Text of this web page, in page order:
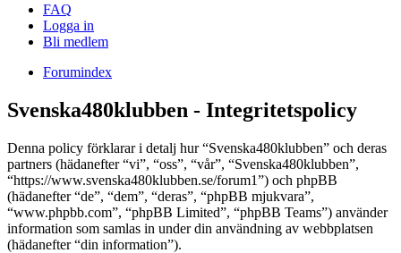
FAQ
Logga in
Bli medlem
Forumindex
Svenska480klubben - Integritetspolicy
Denna policy förklarar i detalj hur “Svenska480klubben” och deras
partners (hädanefter “vi”, “oss”, “vår”, “Svenska480klubben”,
“https://www.svenska480klubben.se/forum1”) och phpBB
(hädanefter “de”, “dem”, “deras”, “phpBB mjukvara”,
“www.phpbb.com”, “phpBB Limited”, “phpBB Teams”) använder
information som samlas in under din användning av webbplatsen
(hädanefter “din information”).